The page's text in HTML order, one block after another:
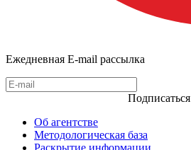
Ежедневная E-mail рассылка
Подписаться
Об агентстве
Методологическая база
Раскрытие информации